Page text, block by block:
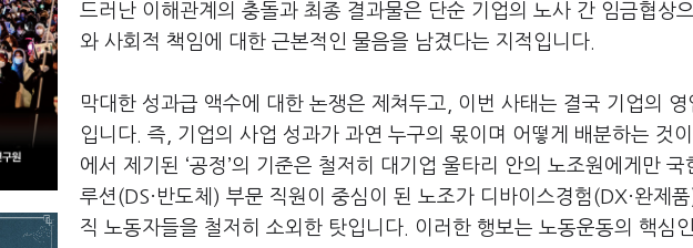
드러난 이해관계의 충돌과 최종 결과물은 단순 기업의 노사 간 임금협상
와 사회적 책임에 대한 근본적인 물음을 남겼다는 지적입니다
막대한 성과급 액수에 대한 논쟁은 제쳐두고
이번 사태는 결국 기업의
입니다 즉 기업의 사업 성과가 과연 누구의 몫이며 어떻게 배분하는 것
에서 제기된 ‘공정’의 기준은 철저히 대기업 울타리 안의 노조원에게만
루션 (DS·반도체 ) 부문 직원이 중심이 된 노조가 디바이스경험(DX·완제품
직 노동자들을 철저히 소외한 탓입니다
이러한 행보는 노동운동의 핵심인